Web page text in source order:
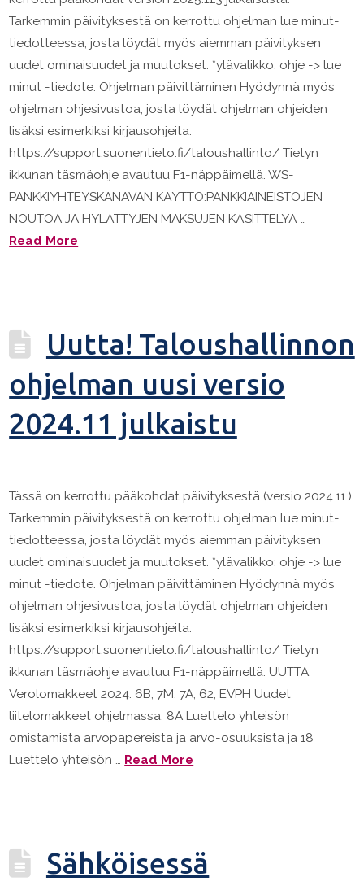
Tarkemmin päivityksestä on kerrottu ohjelman lue minut-
tiedotteessa, josta löydät myös aiemman päivityksen
uudet ominaisuudet ja muutokset. *ylävalikko: ohje -> lue
minut -tiedote. Ohjelman päivittäminen Hyödynnä myös
ohjelman ohjesivustoa, josta löydät ohjelman ohjeiden
lisäksi esimerkiksi kirjausohjeita.
https://support.suonentieto.fi/taloushallinto/ Tietyn
ikkunan täsmäohje avautuu F1-näppäimellä. WS-
PANKKIYHTEYSKANAVAN KÄYTTÖ:PANKKIAINEISTOJEN
NOUTOA JA HYLÄTTYJEN MAKSUJEN KÄSITTELYÄ …
Read More
Uutta! Taloushallinnon
ohjelman uusi versio
2024.11 julkaistu
Tässä on kerrottu pääkohdat päivityksestä (versio 2024.11.).
Tarkemmin päivityksestä on kerrottu ohjelman lue minut-
tiedotteessa, josta löydät myös aiemman päivityksen
uudet ominaisuudet ja muutokset. *ylävalikko: ohje -> lue
minut -tiedote. Ohjelman päivittäminen Hyödynnä myös
ohjelman ohjesivustoa, josta löydät ohjelman ohjeiden
lisäksi esimerkiksi kirjausohjeita.
https://support.suonentieto.fi/taloushallinto/ Tietyn
ikkunan täsmäohje avautuu F1-näppäimellä. UUTTA:
Verolomakkeet 2024: 6B, 7M, 7A, 62, EVPH Uudet
liitelomakkeet ohjelmassa: 8A Luettelo yhteisön
omistamista arvopapereista ja arvo-osuuksista ja 18
Luettelo yhteisön … Read More
Sähköisessä